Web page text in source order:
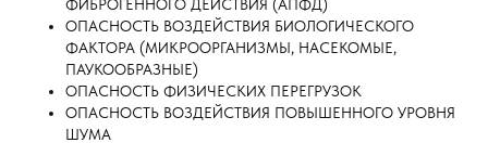
ФИБРОГЕННОГО ДЕЙСТВИЯ (АПФД)
ОПАСНОСТЬ ВОЗДЕЙСТВИЯ БИОЛОГИЧЕСКОГО
ФАКТОРА (МИКРООРГАНИЗМЫ, НАСЕКОМЫЕ,
ПАУКООБРАЗНЫЕ)
ОПАСНОСТЬ ФИЗИЧЕСКИХ ПЕРЕГРУЗОК
ОПАСНОСТЬ ВОЗДЕЙСТВИЯ ПОВЫШЕННОГО УРОВНЯ
ШУМА